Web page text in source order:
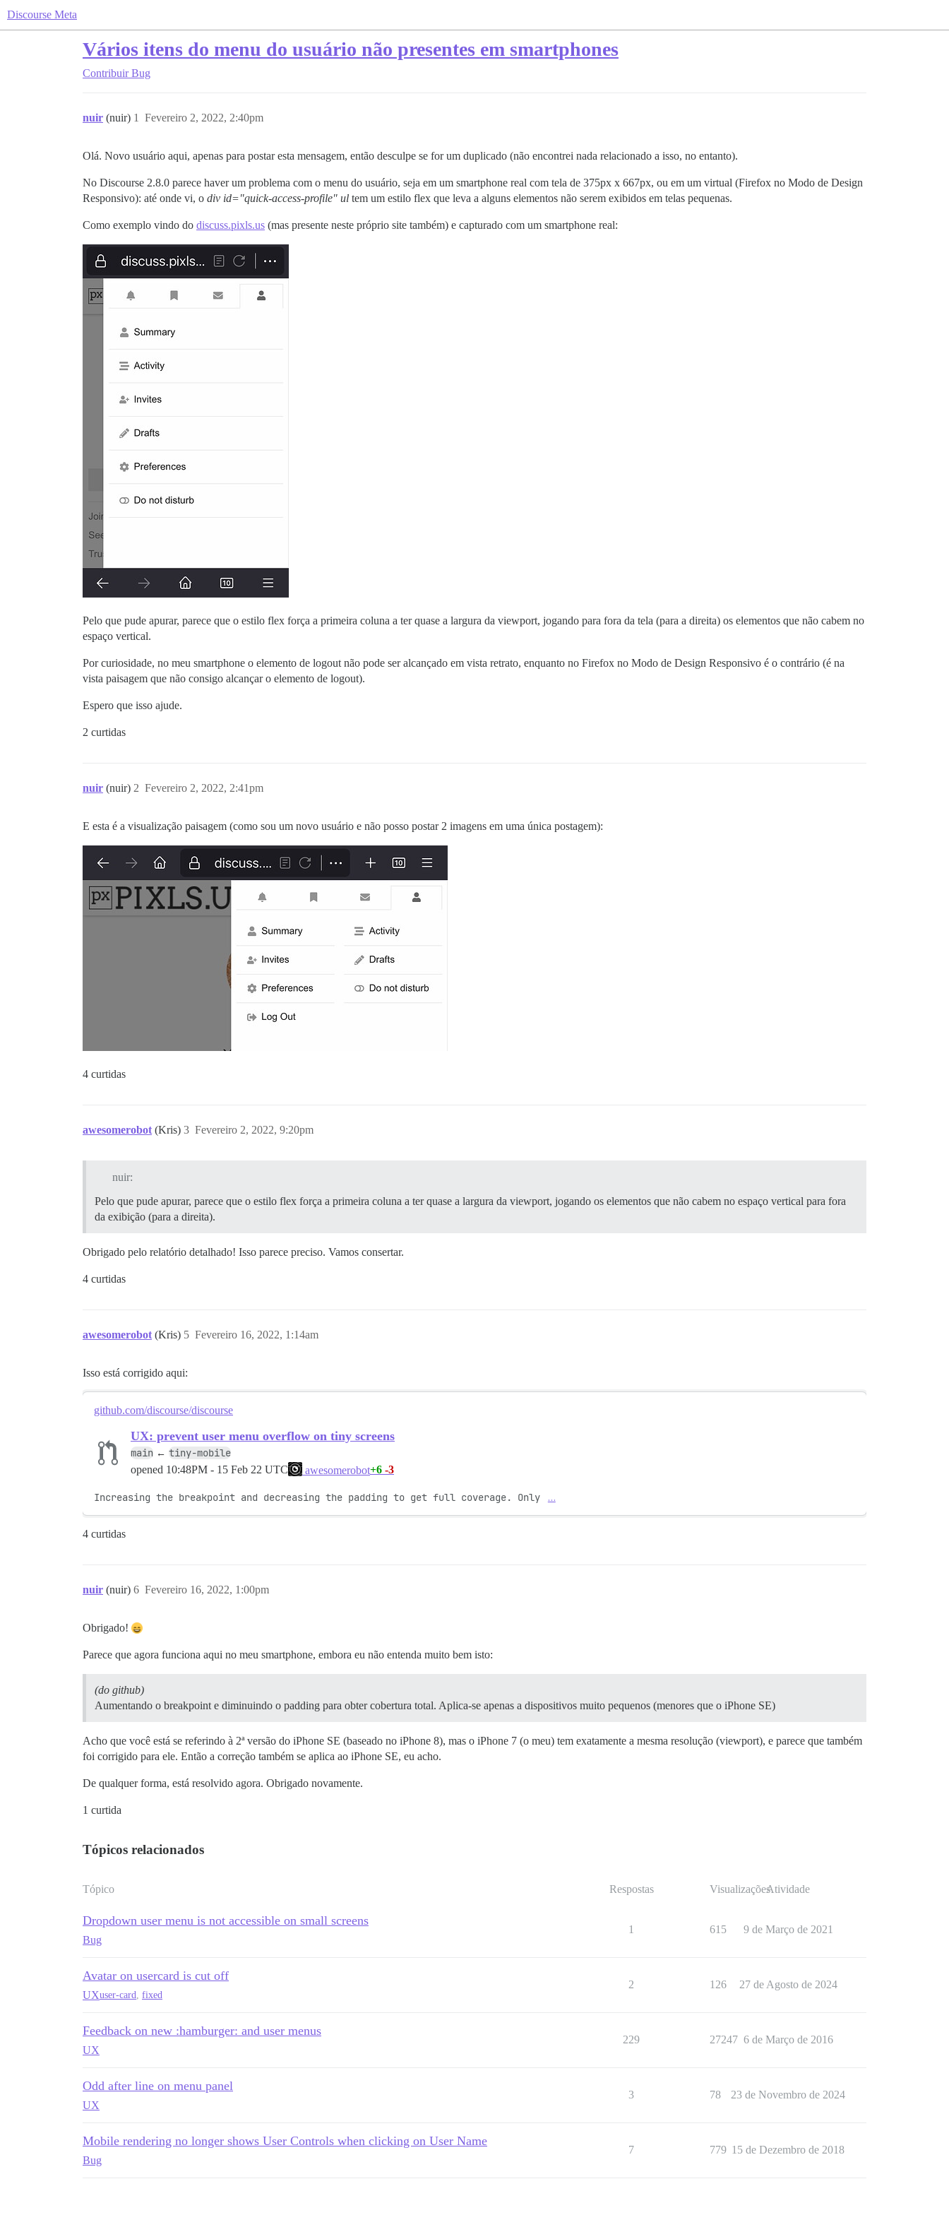
Discourse Meta
Vários itens do menu do usuário não presentes em smartphones
Contribuir Bug
nuir (nuir) Fevereiro 2, 2022, 2:40pm
1
Olá. Novo usuário aqui, apenas para postar esta mensagem, então desculpe se for um duplicado (não encontrei nada relacionado a isso, no entanto).
No Discourse 2.8.0 parece haver um problema com o menu do usuário, seja em um smartphone real com tela de 375px x 667px, ou em um virtual (Firefox no Modo de Design
Responsivo): até onde vi, o div id="quick-access-profile" ul tem um estilo flex que leva a alguns elementos não serem exibidos em telas pequenas.
Como exemplo vindo do discuss.pixls.us (mas presente neste próprio site também) e capturado com um smartphone real:
Pelo que pude apurar, parece que o estilo flex força a primeira coluna a ter quase a largura da viewport, jogando para fora da tela (para a direita) os elementos que não cabem no
espaço vertical.
Por curiosidade, no meu smartphone o elemento de logout não pode ser alcançado em vista retrato, enquanto no Firefox no Modo de Design Responsivo é o contrário (é na
vista paisagem que não consigo alcançar o elemento de logout).
Espero que isso ajude.
2 curtidas
nuir (nuir) Fevereiro 2, 2022, 2:41pm
2
E esta é a visualização paisagem (como sou um novo usuário e não posso postar 2 imagens em uma única postagem):
4 curtidas
awesomerobot (Kris) Fevereiro 2, 2022, 9:20pm
3
nuir:
Pelo que pude apurar, parece que o estilo flex força a primeira coluna a ter quase a largura da viewport, jogando os elementos que não cabem no espaço vertical para fora
da exibição (para a direita).
Obrigado pelo relatório detalhado! Isso parece preciso. Vamos consertar.
4 curtidas
awesomerobot (Kris) Fevereiro 16, 2022, 1:14am
5
Isso está corrigido aqui:
github.com/discourse/discourse
UX: prevent user menu overflow on tiny screens
main ← tiny-mobile
opened 10:48PM - 15 Feb 22 UTC awesomerobot+6 -3
Increasing the breakpoint and decreasing the padding to get full coverage. Only …
4 curtidas
nuir (nuir) Fevereiro 16, 2022, 1:00pm
6
Obrigado!
Parece que agora funciona aqui no meu smartphone, embora eu não entenda muito bem isto:
(do github)
Aumentando o breakpoint e diminuindo o padding para obter cobertura total. Aplica-se apenas a dispositivos muito pequenos (menores que o iPhone SE)
Acho que você está se referindo à 2ª versão do iPhone SE (baseado no iPhone 8), mas o iPhone 7 (o meu) tem exatamente a mesma resolução (viewport), e parece que também
foi corrigido para ele. Então a correção também se aplica ao iPhone SE, eu acho.
De qualquer forma, está resolvido agora. Obrigado novamente.
1 curtida
Tópicos relacionados
Tópico Respostas VisualizaçõesAtividade
Dropdown user menu is not accessible on small screens
Bug
1 615 9 de Março de 2021
Avatar on usercard is cut off
UXuser-card, fixed
2 126 27 de Agosto de 2024
Feedback on new :hamburger: and user menus
UX
229 27247 6 de Março de 2016
Odd after line on menu panel
UX
3 78 23 de Novembro de 2024
Mobile rendering no longer shows User Controls when clicking on User Name
Bug
7 779 15 de Dezembro de 2018